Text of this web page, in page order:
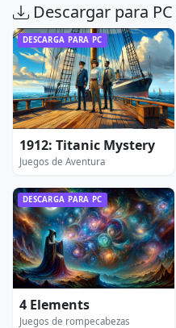
Descargar para PC
DESCARGA PARA PC
1912: Titanic Mystery
Juegos de Aventura
DESCARGA PARA PC
4 Elements
Juegos de rompecabezas